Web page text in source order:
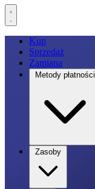
Kup
Sprzedaż
Zamiana
Metody płatności
Zasoby